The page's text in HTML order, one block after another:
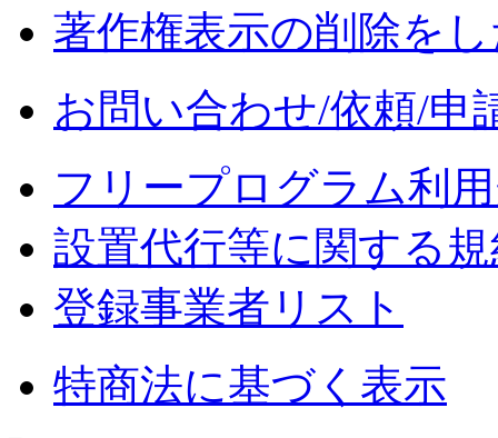
著作権表示の削除を
お問い合わせ/依頼/申
フリープログラム利
設置代行等に関する
登録事業者リスト
特商法に基づく表示